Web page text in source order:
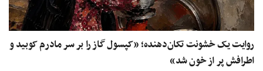
روایت یک خشونت تکان‌دهنده؛ «کپسول گاز را بر سر مادرم کوبید و
اطرافش پر از خون شد»